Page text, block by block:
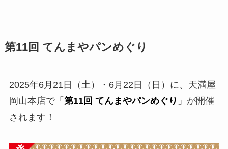
第11回 てんまやパンめぐり
2025年6月21日（土）・6月22日（日）に、天満屋
岡山本店で「 第11回 てんまやパンめぐり 」が開催
されます！